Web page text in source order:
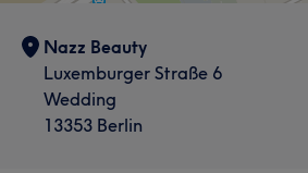
Nazz Beauty
Luxemburger Straße 6
Wedding
13353 Berlin